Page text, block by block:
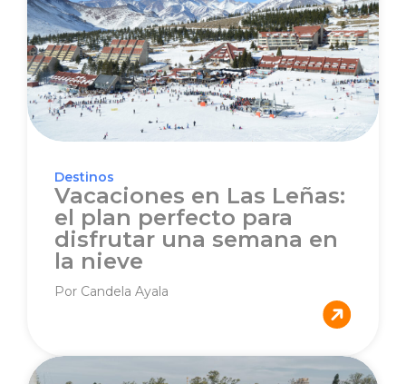
Destinos
Vacaciones en Las Leñas:
el plan perfecto para
disfrutar una semana en
la nieve
Por Candela Ayala